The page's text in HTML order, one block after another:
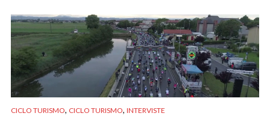
CICLO TURISMO, CICLO TURISMO, INTERVISTE